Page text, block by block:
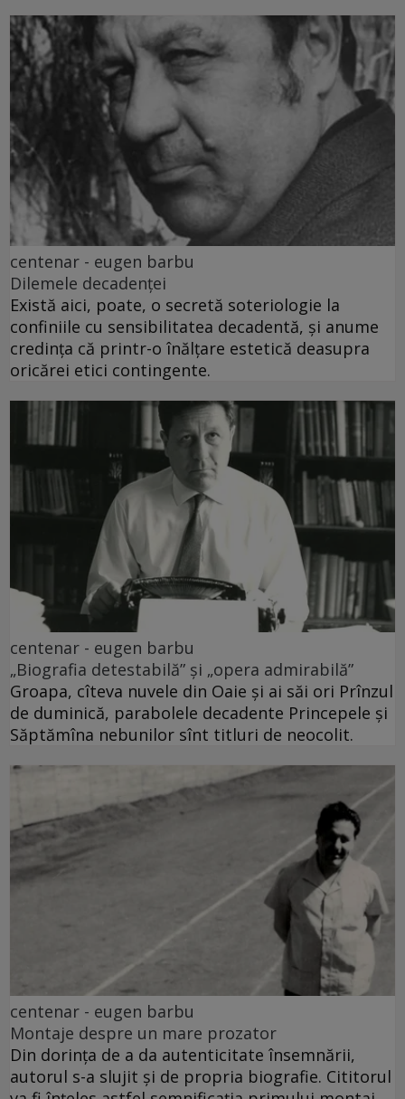
centenar - eugen barbu
Dilemele decadenței
Există aici, poate, o secretă soteriologie la
confiniile cu sensibilitatea decadentă, și anume
credința că printr-o înălțare estetică deasupra
oricărei etici contingente.
centenar - eugen barbu
„Biografia detestabilă” și „opera admirabilă”
Groapa, cîteva nuvele din Oaie și ai săi ori Prînzul
de duminică, parabolele decadente Princepele și
Săptămîna nebunilor sînt titluri de neocolit.
centenar - eugen barbu
Montaje despre un mare prozator
Din dorința de a da autenticitate însemnării,
autorul s-a slujit și de propria biografie. Cititorul